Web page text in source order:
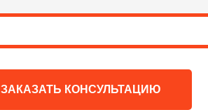
ЗАКАЗАТЬ КОНСУЛЬТАЦИЮ